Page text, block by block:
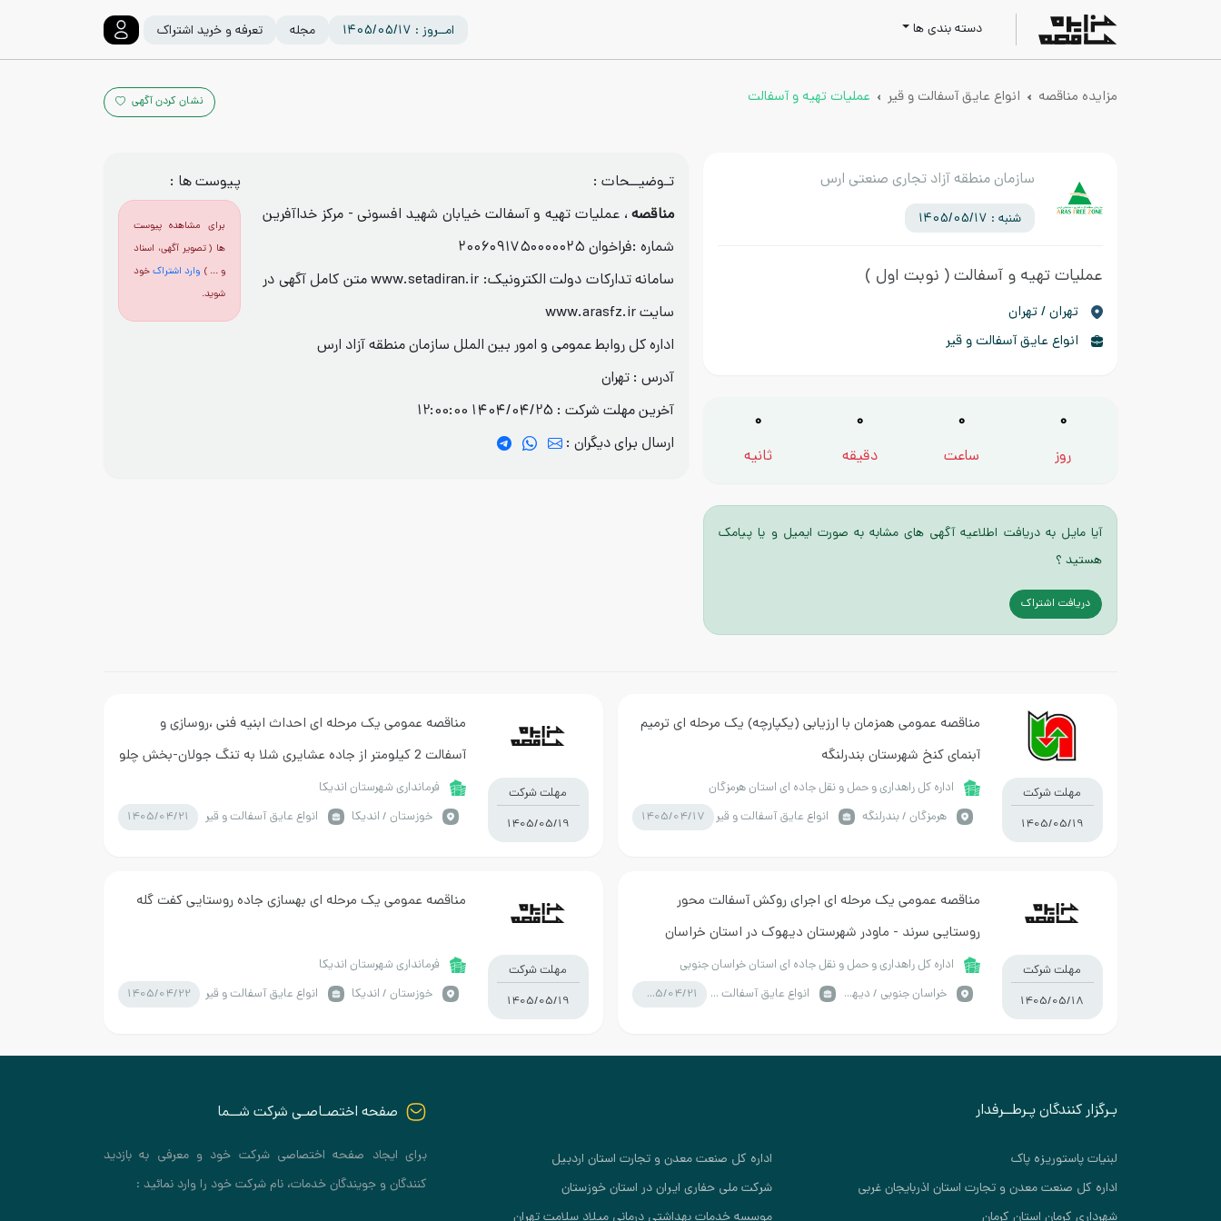
دسته بندی ها امــروز : 1405/05/17 مجله تعرفه و خرید اشتراک
مزایده مناقصه انواع عایق آسفالت و قیر عملیات تهیه و آسفالت نشان کردن آگهی
سازمان منطقه آزاد تجاری صنعتی ارس
شنبه : 1405/05/17
عملیات تهیه و آسفالت( نوبت اول )
تهران / تهران
انواع عایق آسفالت و قیر
0
روز
0
ساعت
0
دقیقه
0
ثانیه
آیا مایل به دریافت اطلاعیه آگهی های مشابه به صورت ایمیل و یا پیامک
هستید ؟
دریافت اشتراک
تـوضیــحات :
مناقصه، عملیات تهیه و آسفالت خیابان شهید افسونی - مرکز خداآفرین
شماره :فراخوان ۲۰۰۶۰۹۱۷۵۰۰۰۰۰۲۵
سامانه تداركات دولت الکترونیک: www.setadiran.ir متن کامل آگهی در
سایت www.arasfz.ir
اداره کل روابط عمومی و امور بین الملل سازمان منطقه آزاد ارس
آدرس : تهران
آخرین مهلت شرکت : 1404/04/25 12:00:00
ارسال برای دیگران :
پیوست ها :
برای مشاهده پیوست
ها ( تصویر آگهی، اسناد
و ... ) وارد اشتراکخود
شوید.
مهلت شرکت
1405/05/19
مناقصه عمومی همزمان با ارزیابی (یکپارچه) یک مرحله ای ترمیم
آبنمای کنخ شهرستان بندرلنگه
اداره کل راهداری و حمل و نقل جاده ای استان هرمزگان
هرمزگان / بندرلنگه
انواع عایق آسفالت و قیر 1405/04/17
مهلت شرکت
1405/05/19
مناقصه عمومی یک مرحله ای احداث ابنیه فنی ،روسازی و
آسفالت 2 کیلومتر از جاده عشایری شلا به تنگ جولان-بخش چلو
فرمانداری شهرستان اندیکا
خوزستان / اندیکا
انواع عایق آسفالت و قیر 1405/04/21
مهلت شرکت
1405/05/18
مناقصه عمومی یک مرحله ای اجرای روکش آسفالت محور
روستایی سرند - ماودر شهرستان دیهوک در استان خراسان
جنوبیاداره کل راهداری و حمل و نقل جاده ای استان خراسان جنوبی
خراسان جنوبي / دیهوک
انواع عایق آسفالت و قیر 1405/04/21
مهلت شرکت
1405/05/19
مناقصه عمومی یک مرحله ای بهسازی جاده روستایی کفت گله
فرمانداری شهرستان اندیکا
خوزستان / اندیکا
انواع عایق آسفالت و قیر 1405/04/22
بـرگزار کنندگان پـرطــرفدار
لبنیات پاستوریزه پاک
اداره کل صنعت معدن و تجارت استان اردبیل
اداره کل صنعت معدن و تجارت استان اذربایجان غربی
شرکت ملی حفاری ایران در استان خوزستان
صفحه اختصـاصـی شرکت شــما
برای ایجاد صفحه اختصاصی شرکت خود و معرفی به بازدید
کنندگان و جویندگان خدمات، نام شرکت خود را وارد نمائید :